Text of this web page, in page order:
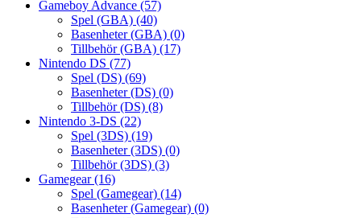
Gameboy Advance (57)
Spel (GBA) (40)
Basenheter (GBA) (0)
Tillbehör (GBA) (17)
Nintendo DS (77)
Spel (DS) (69)
Basenheter (DS) (0)
Tillbehör (DS) (8)
Nintendo 3-DS (22)
Spel (3DS) (19)
Basenheter (3DS) (0)
Tillbehör (3DS) (3)
Gamegear(16)
Spel (Gamegear) (14)
Basenheter (Gamegear) (0)